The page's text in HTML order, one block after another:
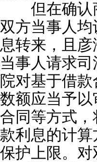
但在确认商
双方当事人
息转来，且
当事人请求
院对基于借
数额应当予
合同等方式
款利息的计
保护上限。